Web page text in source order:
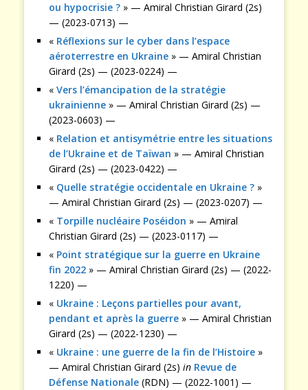
ou hypocrisie ? » — Amiral Christian Girard (2s)
— (2023-0713) —
« Réflexions sur le cyber dans l’espace
aéroterrestre en Ukraine » — Amiral Christian
Girard (2s) — (2023-0224) —
« Vers l’émancipation de la stratégie
ukrainienne » — Amiral Christian Girard (2s) —
(2023-0603) —
« Relation et antisymétrie entre les situations
de l’Ukraine et de Taïwan » — Amiral Christian
Girard (2s) — (2023-0422) —
« Quelle stratégie occidentale en Ukraine ? »
— Amiral Christian Girard (2s) — (2023-0207) —
« Torpille nucléaire Poséidon » — Amiral
Christian Girard (2s) — (2023-0117) —
« Point stratégique sur la guerre en Ukraine
fin 2022 » — Amiral Christian Girard (2s) — (2022-
1220) —
« Ukraine : Leçons partielles pour avant,
pendant et après la guerre » — Amiral Christian
Girard (2s) — (2022-1230) —
« Ukraine : une guerre de la fin de l’Histoire »
— Amiral Christian Girard (2s) in Revue de
Défense Nationale (RDN) — (2022-1001) —